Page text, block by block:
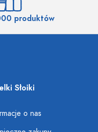
produktów
Słoiki
o nas